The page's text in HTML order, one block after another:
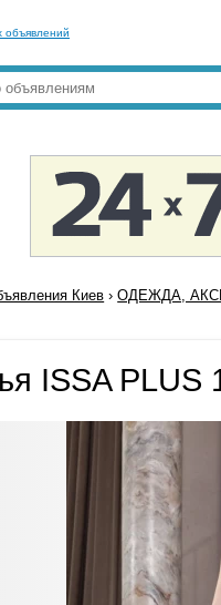
объявлений
Киев ›ОДЕЖДА,
ISSA